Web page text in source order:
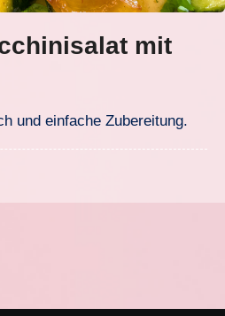
mit
und einfache Zubereitung.